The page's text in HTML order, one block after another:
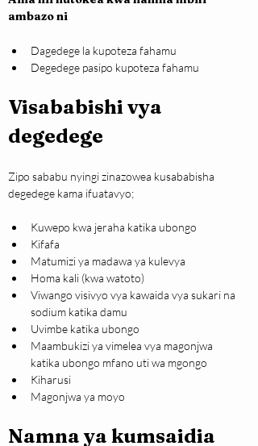
ambazo ni
Dagedege la kupoteza fahamu
Degedege pasipo kupoteza fahamu
Visababishi vya
degedege
Zipo sababu nyingi zinazowea kusababisha
degedege kama ifuatavyo;
Kuwepo kwa jeraha katika ubongo
Kifafa
Matumizi ya madawa ya kulevya
Homa kali (kwa watoto)
Viwango visivyo vya kawaida vya sukari na
sodium katika damu
Uvimbe katika ubongo
Maambukizi ya vimelea vya magonjwa
katika ubongo mfano uti wa mgongo
Kiharusi
Magonjwa ya moyo
Namna ya kumsaidia